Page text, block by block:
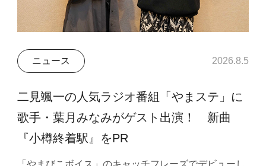
ニュース 2026.8.5
二見颯一の人気ラジオ番組「やまステ」に
歌手・葉月みなみがゲスト出演！ 新曲
『小樽終着駅』をPR
「やまびこボイス」のキャッチフレーズでデビューし